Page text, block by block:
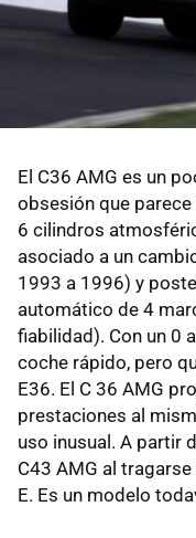
El C36 AMG es un
obsesión que
6 cilindros
asociado a un
1993 a 1996) y
automático de 4
fiabilidad). Con un 0
coche rápido, pero
E36. El C 36 AMG
prestaciones al
uso inusual. A partir
C43 AMG al
E. Es un modelo